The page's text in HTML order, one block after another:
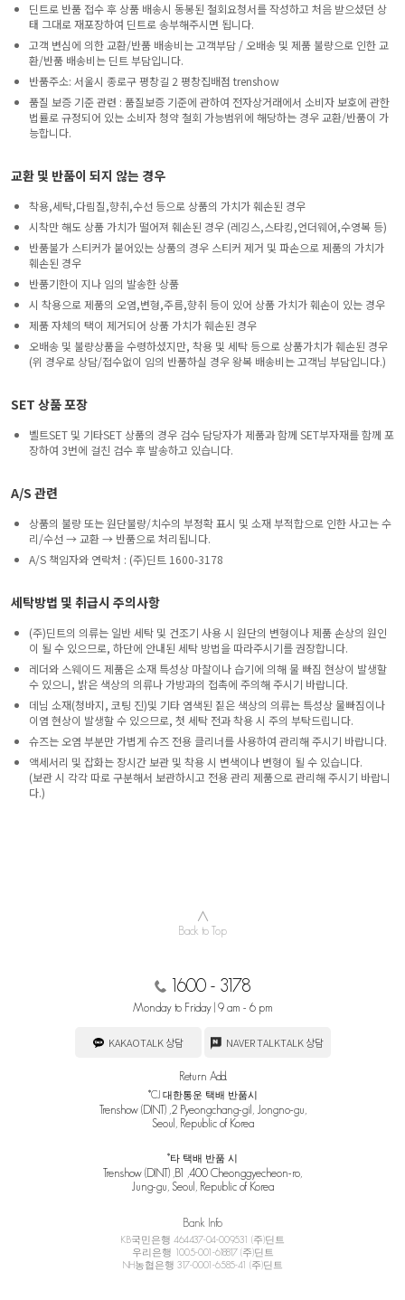
딘트로 반품 접수 후 상품 배송시 동봉된 철회요청서를 작성하고 처음 받으셨던 상
태 그대로 재포장하여 딘트로 송부해주시면 됩니다.
고객 변심에 의한 교환/반품 배송비는 고객부담 / 오배송 및 제품 불량으로 인한 교
환/반품 배송비는 딘트 부담입니다.
반품주소: 서울시 종로구 평창길 2 평창집배점 trenshow
품질 보증 기준 관련 : 품질보증 기준에 관하여 전자상거래에서 소비자 보호에 관한
법률로 규정되어 있는 소비자 청약 철회 가능범위에 해당하는 경우 교환/반품이 가
능합니다.
교환 및 반품이 되지 않는 경우
착용,세탁,다림질,향취,수선 등으로 상품의 가치가 훼손된 경우
시착만 해도 상품 가치가 떨어져 훼손된 경우 (레깅스,스타킹,언더웨어,수영복 등)
반품불가 스티커가 붙어있는 상품의 경우 스티커 제거 및 파손으로 제품의 가치가
훼손된 경우
반품기한이 지나 임의 발송한 상품
시 착용으로 제품의 오염,변형,주름,향취 등이 있어 상품 가치가 훼손이 있는 경우
제품 자체의 택이 제거되어 상품 가치가 훼손된 경우
오배송 및 불량상품을 수령하셨지만, 착용 및 세탁 등으로 상품가치가 훼손된 경우
(위 경우로 상담/접수없이 임의 반품하실 경우 왕복 배송비는 고객님 부담입니다.)
SET 상품 포장
벨트SET 및 기타SET 상품의 경우 검수 담당자가 제품과 함께 SET부자재를 함께 포
장하여 3번에 걸친 검수 후 발송하고 있습니다.
A/S 관련
상품의 불량 또는 원단불량/치수의 부정확 표시 및 소재 부적합으로 인한 사고는 수
리/수선 → 교환 → 반품으로 처리됩니다.
A/S 책임자와 연락처 : (주)딘트 1600-3178
세탁방법 및 취급시 주의사항
(주)딘트의 의류는 일반 세탁 및 건조기 사용 시 원단의 변형이나 제품 손상의 원인
이 될 수 있으므로, 하단에 안내된 세탁 방법을 따라주시기를 권장합니다.
레더와 스웨이드 제품은 소재 특성상 마찰이나 습기에 의해 물 빠짐 현상이 발생할
수 있으니, 밝은 색상의 의류나 가방과의 접촉에 주의해 주시기 바랍니다.
데님 소재(청바지, 코팅 진)및 기타 염색된 짙은 색상의 의류는 특성상 물빠짐이나
이염 현상이 발생할 수 있으므로, 첫 세탁 전과 착용 시 주의 부탁드립니다.
슈즈는 오염 부분만 가볍게 슈즈 전용 클리너를 사용하여 관리해 주시기 바랍니다.
액세서리 및 잡화는 장시간 보관 및 착용 시 변색이나 변형이 될 수 있습니다.
(보관 시 각각 따로 구분해서 보관하시고 전용 관리 제품으로 관리해 주시기 바랍니
다.)
∧
Back to Top
1600 - 3178
Monday to Friday | 9 am - 6 pm
KAKAOTALK 상담 NAVER TALKTALK 상담
Return Add.
*CJ 대한통운 택배 반품시
Trenshow (DINT) ,2 Pyeongchang-gil, Jongno-gu,
Seoul, Republic of Korea
*타 택배 반품 시
Trenshow (DINT) ,B1 ,400 Cheonggyecheon-ro,
Jung-gu, Seoul, Republic of Korea
Bank Info
KB국민은행 464437-04-009531 (주)딘트
우리은행 1005-001-618817 (주)딘트
NH농협은행 317-0001-6585-41 (주)딘트